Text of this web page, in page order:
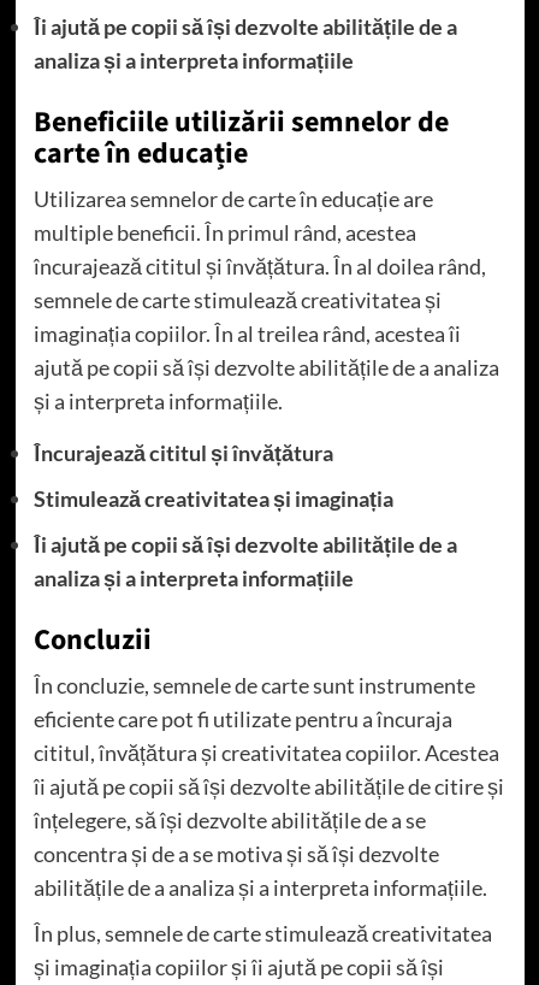
Îi ajută pe copii să își dezvolte abilitățile de a
analiza și a interpreta informațiile
Beneficiile utilizării semnelor de
carte în educație
Utilizarea semnelor de carte în educație are
multiple beneficii. În primul rând, acestea
încurajează cititul și învățătura. În al doilea rând,
semnele de carte stimulează creativitatea și
imaginația copiilor. În al treilea rând, acestea îi
ajută pe copii să își dezvolte abilitățile de a analiza
și a interpreta informațiile.
Încurajează cititul și învățătura
Stimulează creativitatea și imaginația
Îi ajută pe copii să își dezvolte abilitățile de a
analiza și a interpreta informațiile
Concluzii
În concluzie, semnele de carte sunt instrumente
eficiente care pot fi utilizate pentru a încuraja
cititul, învățătura și creativitatea copiilor. Acestea
îi ajută pe copii să își dezvolte abilitățile de citire și
înțelegere, să își dezvolte abilitățile de a se
concentra și de a se motiva și să își dezvolte
abilitățile de a analiza și a interpreta informațiile.
În plus, semnele de carte stimulează creativitatea
și imaginația copiilor și îi ajută pe copii să își